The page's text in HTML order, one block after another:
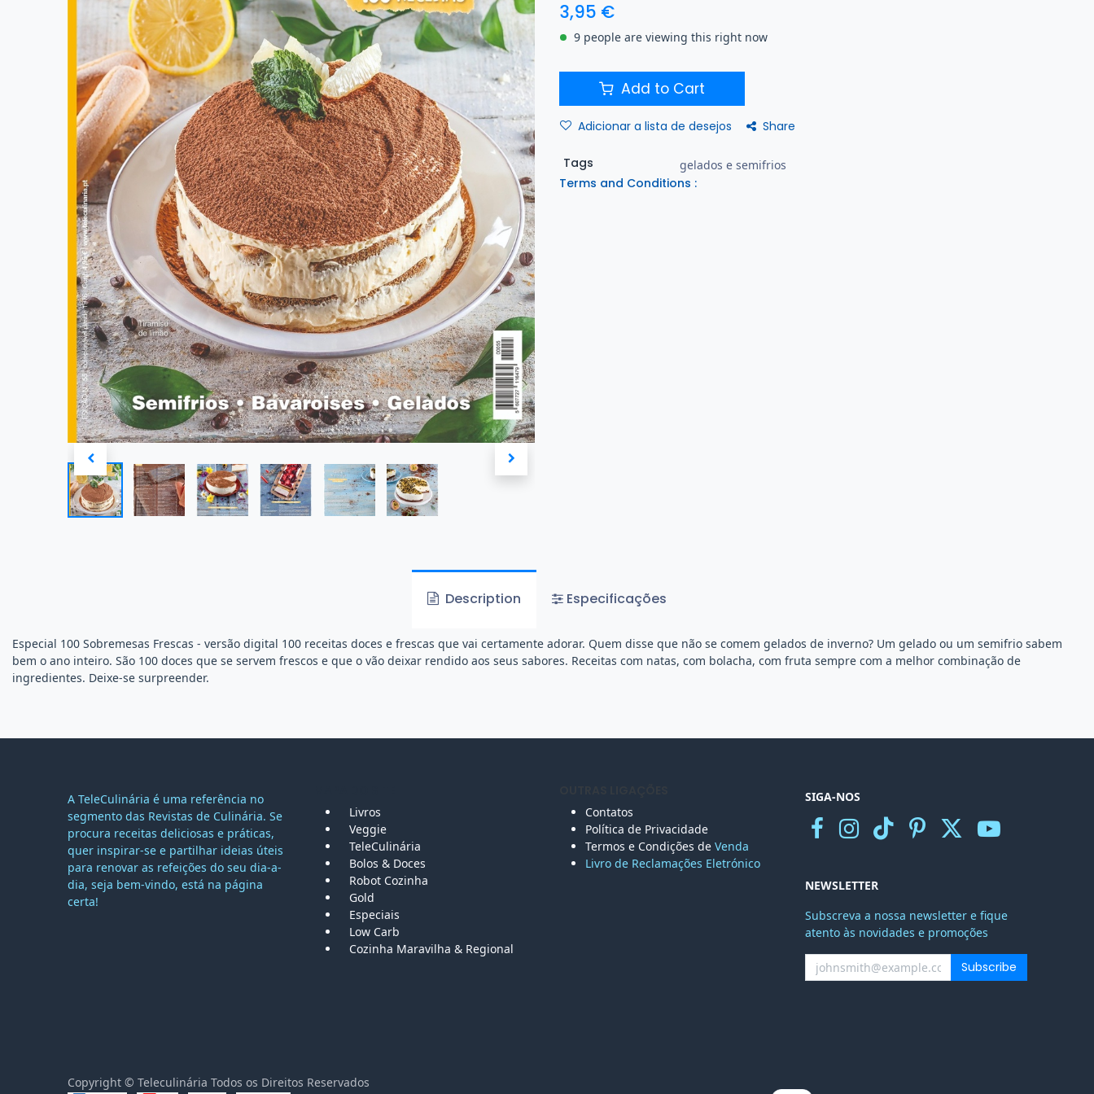
3,95 €
9 people are viewing this right now
Add to Cart
Adicionar a lista de desejos Share
Tags gelados e semifrios
Terms and Conditions :
Description Especificações
Especial 100 Sobremesas Frescas - versão digital 100 receitas doces e frescas que vai certamente adorar. Quem disse que não se comem gelados de inverno? Um gelado ou um semifrio sabem
bem o ano inteiro. São 100 doces que se servem frescos e que o vão deixar rendido aos seus sabores. Receitas com natas, com bolacha, com fruta sempre com a melhor combinação de
ingredientes. Deixe-se surpreender.
A TeleCulinária é uma referência no
segmento das Revistas de Culinária. Se
procura receitas deliciosas e práticas,
quer inspirar-se e partilhar ideias úteis
para renovar as refeições do seu dia-a-
dia, seja bem-vindo, está na página
certa!
Livros
Veggie
TeleCulinária
Bolos & Doces
Robot Cozinha
Gold
Especiais
Low Carb
Cozinha Maravilha & Regional
Contatos
Política de Privacidade
Termos e Condições de Venda
Livro de Reclamações Eletrónico
SIGA-NOS
NEWSLETTER
Subscreva a nossa newsletter e fique
atento às novidades e promoções
Subscribe
Copyright © Teleculinária Todos os Direitos Reservados